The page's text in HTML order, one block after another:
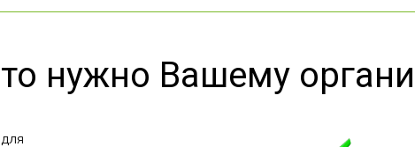
нужно Вашему